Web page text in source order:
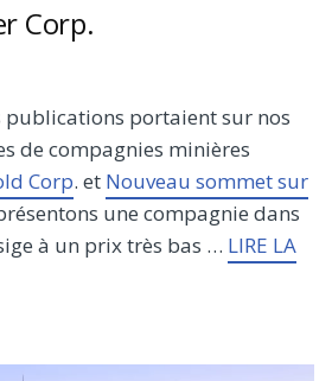
Corp.
publications portaient sur nos
de compagnies minières
Corp. et Nouveau sommet sur
une compagnie dans
à un prix très bas … LIRE LA